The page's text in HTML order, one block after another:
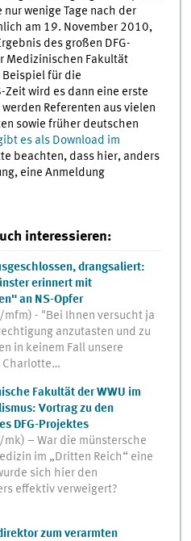
wenige Tage nach der
am 19. November 2010,
des großen DFG-
Medizinischen Fakultät
für die
wird es dann eine erste
Referenten aus vielen
sowie früher deutschen
es als Download im
beachten, dass hier, anders
eine Anmeldung
interessieren:
drangsaliert:
erinnert mit
an NS-Opfer
- "Bei Ihnen versucht ja
anzutasten und zu
in keinem Fall unsere
Charlotte…
Fakultät der WWU im
Vortrag zu den
DFG-Projektes
– War die münstersche
im „Dritten Reich“ eine
sich hier den
effektiv verweigert?
zum verarmten